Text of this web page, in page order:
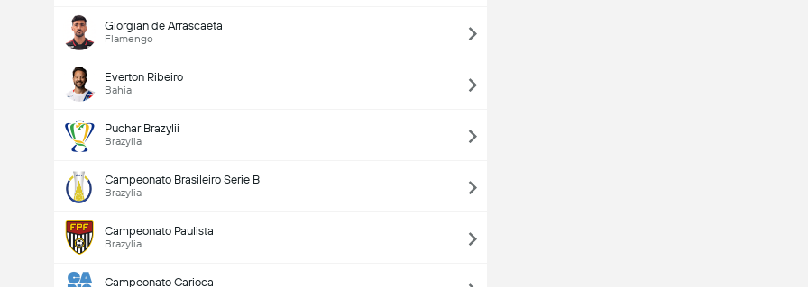
Giorgian de Arrascaeta
Flamengo
Everton Ribeiro
Bahia
Puchar Brazylii
Brazylia
Campeonato Brasileiro Serie B
Brazylia
Campeonato Paulista
Brazylia
Campeonato Carioca